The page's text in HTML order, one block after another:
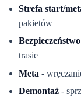
Strefa start/
pakietów
trasie
Meta -
Demontaż -